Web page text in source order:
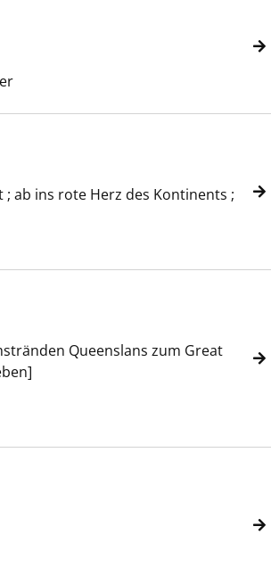
ab ins rote Herz des Kontinents ;
Queenslans zum Great